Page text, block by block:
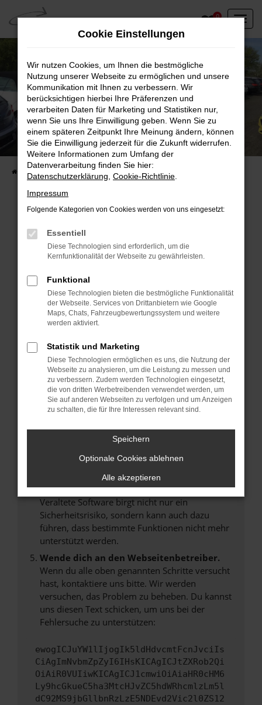
Zum
Hauptinhalt
springen
0
Unser Fahrzeugbestand vor Ort
Entdecken Sie unsere sofort verfügbaren
Fahrzeugangebote
Fehler: Network Error
Beim Laden ist ein Fehler aufgetreten.
Hier sind ein paar Tipps, die dir helfen können:
Überprüfe deine Firewall und deine
Internetverbindung.
Laden andere Webseiten, zum Beispiel deine
Suchmaschine?
Manche Erweiterungen, wie Werbeblocker,
können das Laden bestimmter Seiten
verhindern. Funktioniert die Seite in einem
anderen Browser oder in einem privaten
Fenster?
Das kann manchmal helfen, vorübergehende
Probleme zu beheben.
Stelle sicher, dass dein Browser und dein
Betriebssystem auf dem neuesten Stand
sind.
Veraltete Software birgt nicht nur ein
Sicherheitsrisiko, sondern kann auch dazu
führen, dass bestimmte Funktionen nicht mehr
unterstützt werden.
Wende dich an den Webseitenbetreiber.
Wenn du alle oben genannten Schritte versucht
hast, kontaktiere uns bitte. Wir werden
versuchen, das Problem zu beheben. Du kannst
uns diesen Text schicken, um uns bei der
Fehlersuche zu unterstützen:
ewogICJuYW1lIjogIk5ldHdvcmtFcnJvciIs
CiAgImNvbmZpZyI6IHsKICAgICJtZXRob2Qi
OiAiR0VUIiwKICAgICJ1cmwiOiAiaHR0cHM6
Ly9hcGkueC5ha3MtcHJvZC5hdWRhcmlzLm5l
dC92MS9jbGllbnRzLzE5NDEvd2Vic2l0ZS12
Cookie Einstellungen
Wir nutzen Cookies, um Ihnen die bestmögliche
Nutzung unserer Webseite zu ermöglichen und unsere
Kommunikation mit Ihnen zu verbessern. Wir
berücksichtigen hierbei Ihre Präferenzen und
verarbeiten Daten für Marketing und Statistiken nur,
wenn Sie uns Ihre Einwilligung geben. Wenn Sie zu
einem späteren Zeitpunkt Ihre Meinung ändern, können
Sie die Einwilligung jederzeit für die Zukunft widerrufen.
Weitere Informationen zum Umfang der
Datenverarbeitung finden Sie hier:
Datenschutzerklärung Cookie-Richtlinie
Impressum
Folgende Kategorien von Cookies werden von uns eingesetzt:
Essentiell
Diese Technologien sind erforderlich, um die
Kernfunktionalität der Webseite zu gewährleisten.
Funktional
Diese Technologien bieten die bestmögliche Funktionalität
der Webseite. Services von Drittanbietern wie Google
Maps, Chats, Fahrzeugbewertungssystem und weitere
werden aktiviert.
Statistik und Marketing
Diese Technologien ermöglichen es uns, die Nutzung der
Webseite zu analysieren, um die Leistung zu messen und
zu verbessern. Zudem werden Technologien eingesetzt,
die von dritten Werbetreibenden verwendet werden, um
Sie auf anderen Webseiten zu verfolgen und um Anzeigen
zu schalten, die für Ihre Interessen relevant sind.
Speichern
Optionale Cookies ablehnen
Alle akzeptieren